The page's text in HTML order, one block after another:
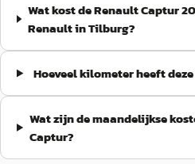
Wat kost de Renault Captur
Renault in Tilburg?
Hoeveel kilometer heeft
Wat zijn de maandelijkse
Captur?